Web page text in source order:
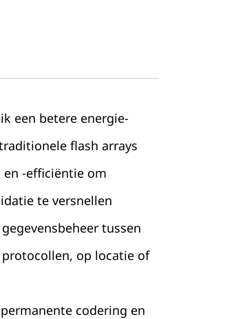
een betere energie-
flash arrays
-efficiëntie om
te versnellen
tussen
op locatie of
codering en